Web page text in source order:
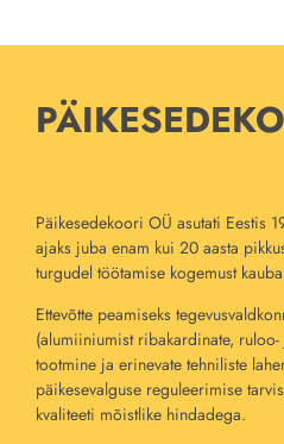
Päikesedekoori OÜ asutati Eestis
ajaks juba enam kui 20 aasta
turgudel töötamise kogemust
Ettevõtte peamiseks
(alumiiniumist ribakardinate,
tootmine ja erinevate tehniliste
päikesevalguse reguleerimise
kvaliteeti mõistlike hindadega.